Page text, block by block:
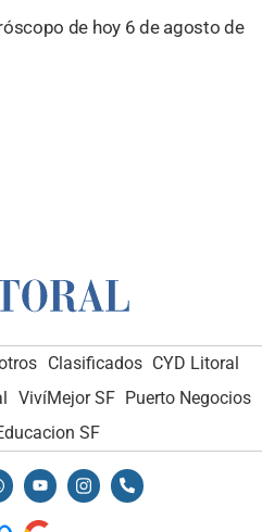
de hoy 6 de agosto de
Clasificados CYD Litoral
VivíMejor SF Puerto Negocios
SF